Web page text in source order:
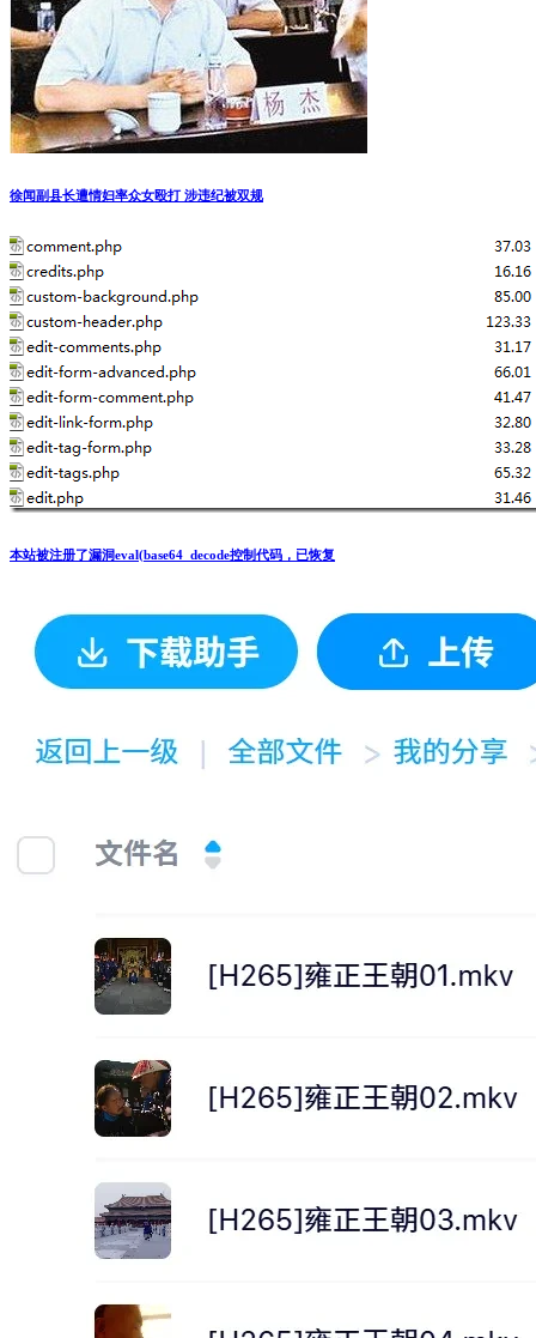
徐闻副县长遭情妇率众女殴打 涉违纪被双规
本站被注册了漏洞eval(base64_decode控制代码，已恢复